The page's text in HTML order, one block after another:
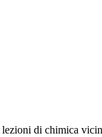
lezioni di chimica